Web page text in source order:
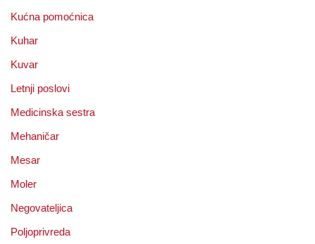
Kućna pomoćnica
Kuhar
Kuvar
Letnji poslovi
Medicinska sestra
Mehaničar
Mesar
Moler
Negovateljica
Poljoprivreda